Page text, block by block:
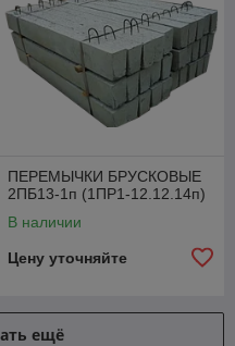
ПЕРЕМЫЧКИ БРУСКОВЫЕ
2ПБ13-1п (1ПР1-12.12.14п)
В наличии
Цену уточняйте
ещё